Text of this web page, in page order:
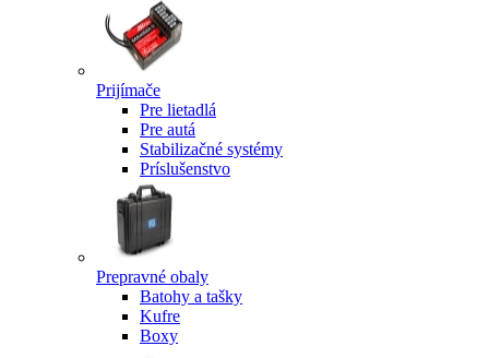
Prijímače
Pre lietadlá
Pre autá
Stabilizačné systémy
Príslušenstvo
Prepravné obaly
Batohy a tašky
Kufre
Boxy